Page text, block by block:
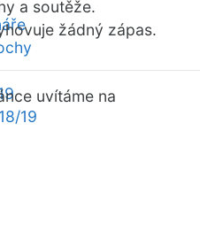
19
a soutěže.
žádný zápas.
uvítáme na